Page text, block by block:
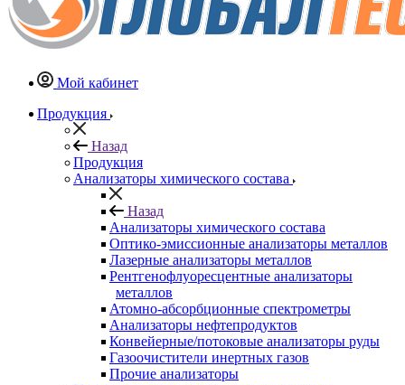
Мой кабинет
Продукция
Назад
Продукция
Анализаторы химического состава
Назад
Анализаторы химического состава
Оптико-эмиссионные анализаторы металлов
Лазерные анализаторы металлов
Рентгенофлуоресцентные анализаторы
металлов
Атомно-абсорбционные спектрометры
Анализаторы нефтепродуктов
Конвейерные/потоковые анализаторы руды
Газоочистители инертных газов
Прочие анализаторы